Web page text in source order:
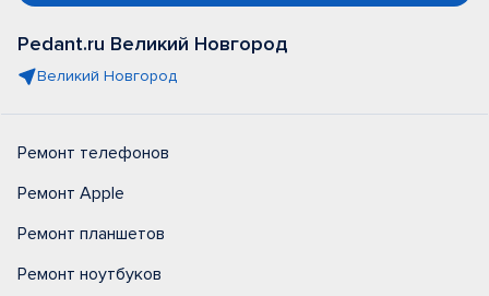
Pedant.ru Великий Новгород
Великий Новгород
Ремонт телефонов
Ремонт Apple
Ремонт планшетов
Ремонт ноутбуков